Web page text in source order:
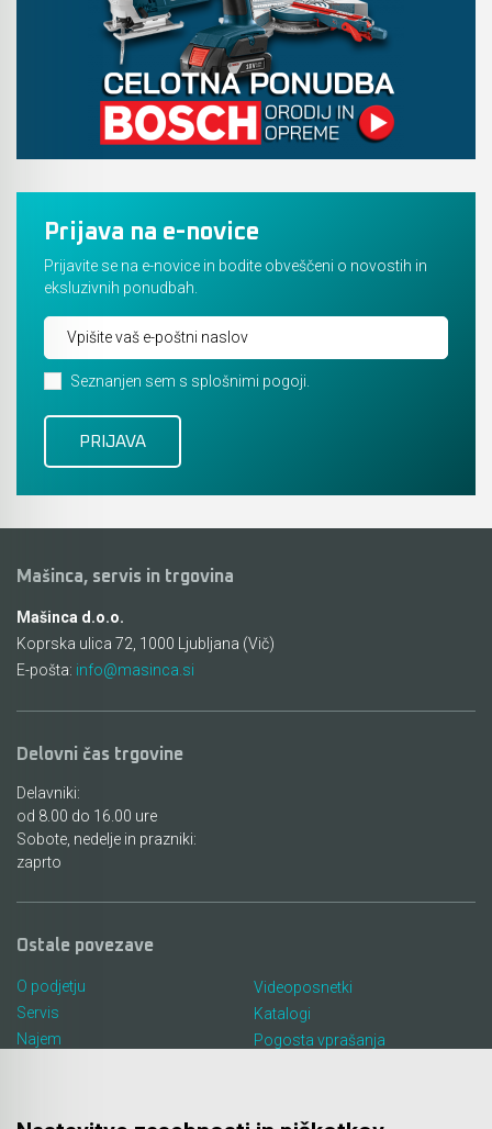
Prijava na e-novice
Prijavite se na e-novice in bodite obveščeni o novostih in
eksluzivnih ponudbah.
Seznanjen sem s splošnimi pogoji.
Mašinca, servis in trgovina
Mašinca d.o.o.
Koprska ulica 72, 1000 Ljubljana (Vič)
E-pošta: info@masinca.si
Delovni čas trgovine
Delavniki:
od 8.00 do 16.00 ure
Sobote, nedelje in prazniki:
zaprto
Ostale povezave
O podjetju
Servis
Najem
Videoposnetki
Katalogi
Pogosta vprašanja